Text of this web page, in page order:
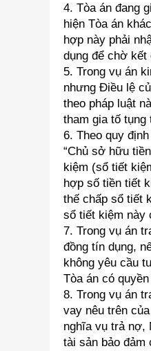
4. Tòa án đang
hiện Tòa án
hợp này phải
dụng để chờ
5. Trong vụ án
nhưng Điều lệ
theo pháp luật
tham gia tố tụng
6. Theo quy
“Chủ sở hữu
kiệm (sổ tiết
hợp số tiền tiết
thế chấp sổ tiết
sổ tiết kiệm này
7. Trong vụ án
đồng tín dụng,
không yêu cầu
Tòa án có
8. Trong vụ án
vay nêu trên
nghĩa vụ trả nợ,
tài sản bảo đảm